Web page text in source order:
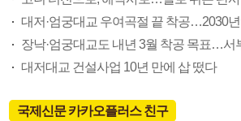
대저·엄궁대교 우여곡절 끝 착공…2030
대저대교 건설사업 10년 만에 삽 떴다
국제신문 카카오플러스 친구